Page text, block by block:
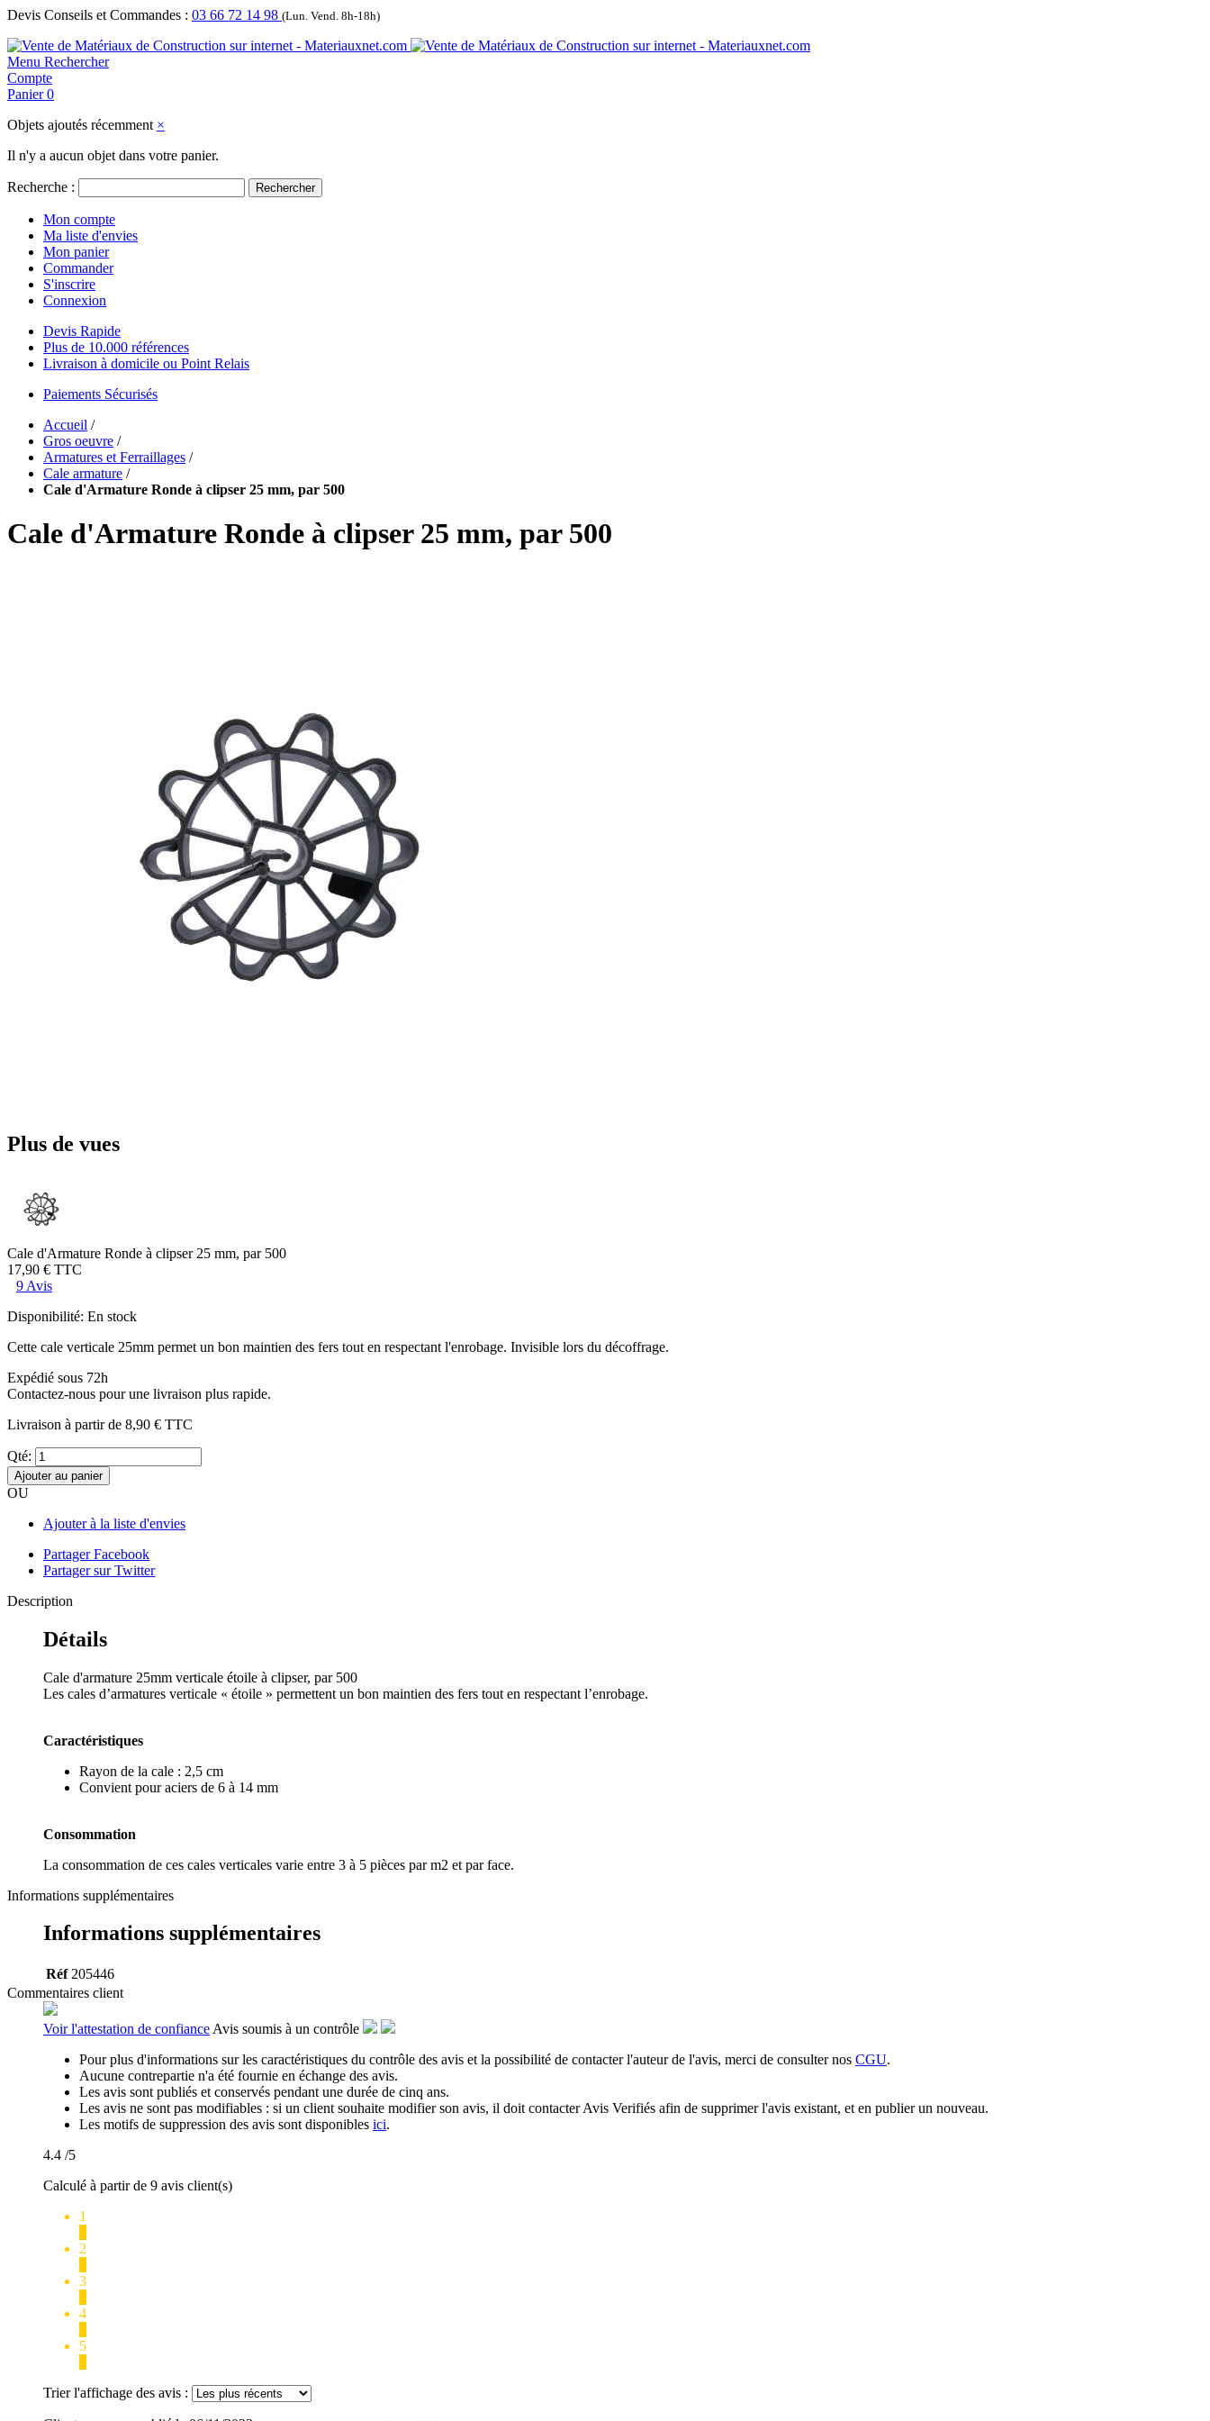
Devis Conseils et Commandes : 03 66 72 14 98 (Lun. Vend. 8h-18h)
Menu Rechercher
Compte
Panier 0
Objets ajoutés récemment ×
Il n'y a aucun objet dans votre panier.
Recherche : Rechercher
Mon compte
Ma liste d'envies
Mon panier
Commander
S'inscrire
Connexion
Devis Rapide
Plus de 10.000 références
Livraison à domicile ou Point Relais
Paiements Sécurisés
Accueil /
Gros oeuvre /
Armatures et Ferraillages /
Cale armature /
Cale d'Armature Ronde à clipser 25 mm, par 500
Cale d'Armature Ronde à clipser 25 mm, par 500
Plus de vues
Cale d'Armature Ronde à clipser 25 mm, par 500
17,90 € TTC
9 Avis
Disponibilité: En stock
Cette cale verticale 25mm permet un bon maintien des fers tout en respectant l'enrobage. Invisible lors du décoffrage.
Expédié sous 72h
Contactez-nous pour une livraison plus rapide.
Livraison à partir de 8,90 € TTC
Qté:
Ajouter au panier
OU
Ajouter à la liste d'envies
Partager Facebook
Partager sur Twitter
Description
Détails
Cale d'armature 25mm verticale étoile à clipser, par 500
Les cales d’armatures verticale « étoile » permettent un bon maintien des fers tout en respectant l’enrobage.
Caractéristiques
Rayon de la cale : 2,5 cm
Convient pour aciers de 6 à 14 mm
Consommation
La consommation de ces cales verticales varie entre 3 à 5 pièces par m2 et par face.
Informations supplémentaires
Informations supplémentaires
Réf 205446
Commentaires client
Voir l'attestation de confiance Avis soumis à un contrôle
Pour plus d'informations sur les caractéristiques du contrôle des avis et la possibilité de contacter l'auteur de l'avis, merci de consulter nos CGU.
Aucune contrepartie n'a été fournie en échange des avis.
Les avis sont publiés et conservés pendant une durée de cinq ans.
Les avis ne sont pas modifiables : si un client souhaite modifier son avis, il doit contacter Avis Verifiés afin de supprimer l'avis existant, et en publier un nouveau.
Les motifs de suppression des avis sont disponibles ici.
4.4 /5
Calculé à partir de 9 avis client(s)
1
2
3
4
5
Trier l'affichage des avis :